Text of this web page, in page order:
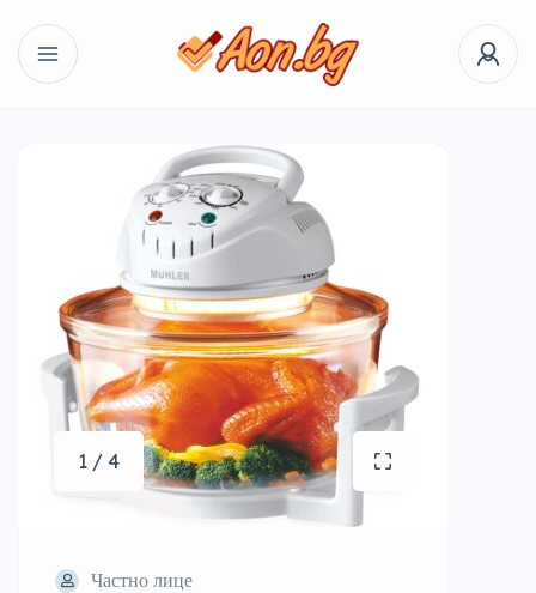
1 / 4
Частно лице